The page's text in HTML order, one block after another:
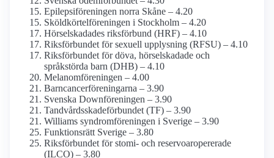
Epilepsi­föreningen norra Skåne – 4.20
Sköldkörtel­föreningen i Stockholm – 4.20
Hörselskadades riksförbund (HRF) – 4.10
Riksförbundet för sexuell upplysning (RFSU) – 4.10
Riksförbundet för döva, hörselskadade och
språkstörda barn (DHB) – 4.10
Melanom­föreningen – 4.00
Barncancerföreningarna – 3.90
Svenska Down­föreningen – 3.90
Tandvårdsskade­förbundet (TF) – 3.90
Williams syndrom­föreningen i Sverige – 3.90
Funktionsrätt Sverige – 3.80
Riksförbundet för stomi- och reservoar­opererade
(ILCO) – 3.80